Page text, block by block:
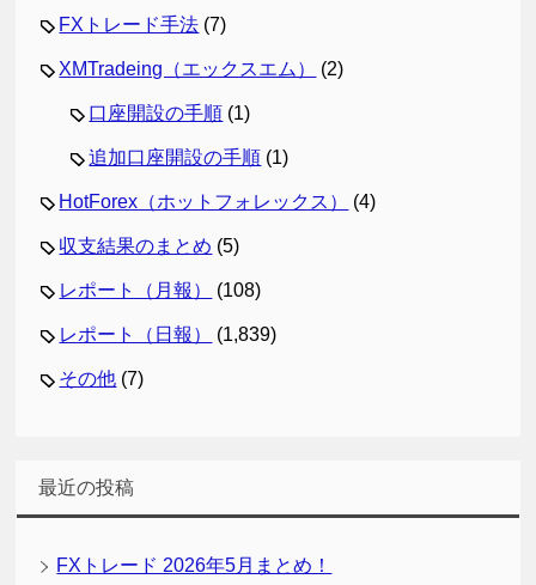
FXトレード手法 (7)
XMTradeing（エックスエム） (2)
口座開設の手順 (1)
追加口座開設の手順 (1)
HotForex（ホットフォレックス） (4)
収支結果のまとめ (5)
レポート（月報） (108)
レポート（日報） (1,839)
その他 (7)
最近の投稿
FXトレード 2026年5月まとめ！